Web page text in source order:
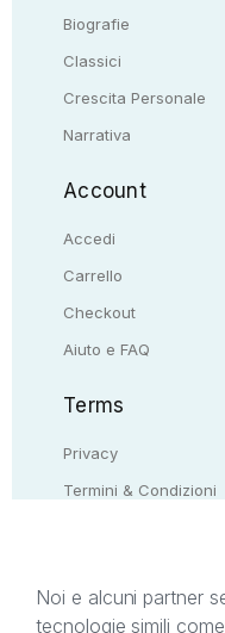
Biografie
Classici
Crescita Personale
Narrativa
Account
Accedi
Carrello
Checkout
Aiuto e FAQ
Terms
Privacy
Termini & Condizioni
Noi e alcuni partner
tecnologie simili